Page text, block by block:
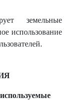
земельные
использование